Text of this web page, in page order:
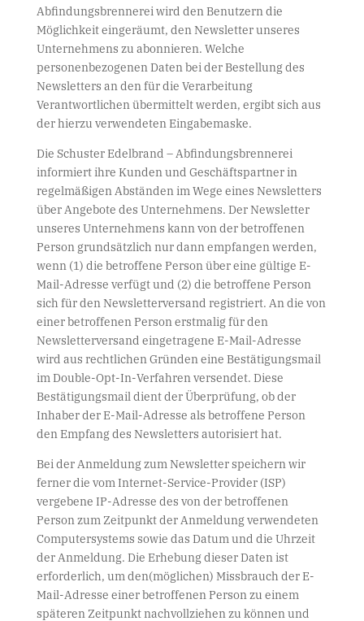
Abfindungsbrennerei wird den Benutzern die
Möglichkeit eingeräumt, den Newsletter unseres
Unternehmens zu abonnieren. Welche
personenbezogenen Daten bei der Bestellung des
Newsletters an den für die Verarbeitung
Verantwortlichen übermittelt werden, ergibt sich aus
der hierzu verwendeten Eingabemaske.
Die Schuster Edelbrand – Abfindungsbrennerei
informiert ihre Kunden und Geschäftspartner in
regelmäßigen Abständen im Wege eines Newsletters
über Angebote des Unternehmens. Der Newsletter
unseres Unternehmens kann von der betroffenen
Person grundsätzlich nur dann empfangen werden,
wenn (1) die betroffene Person über eine gültige E-
Mail-Adresse verfügt und (2) die betroffene Person
sich für den Newsletterversand registriert. An die von
einer betroffenen Person erstmalig für den
Newsletterversand eingetragene E-Mail-Adresse
wird aus rechtlichen Gründen eine Bestätigungsmail
im Double-Opt-In-Verfahren versendet. Diese
Bestätigungsmail dient der Überprüfung, ob der
Inhaber der E-Mail-Adresse als betroffene Person
den Empfang des Newsletters autorisiert hat.
Bei der Anmeldung zum Newsletter speichern wir
ferner die vom Internet-Service-Provider (ISP)
vergebene IP-Adresse des von der betroffenen
Person zum Zeitpunkt der Anmeldung verwendeten
Computersystems sowie das Datum und die Uhrzeit
der Anmeldung. Die Erhebung dieser Daten ist
erforderlich, um den(möglichen) Missbrauch der E-
Mail-Adresse einer betroffenen Person zu einem
späteren Zeitpunkt nachvollziehen zu können und